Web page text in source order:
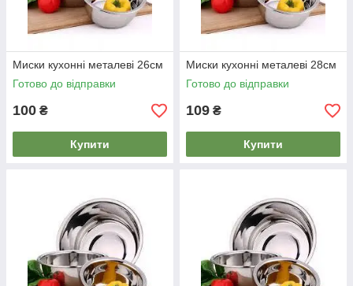
Миски кухонні металеві 26см
Готово до відправки
100 ₴
Купити
Миски кухонні металеві 28см
Готово до відправки
109 ₴
Купити